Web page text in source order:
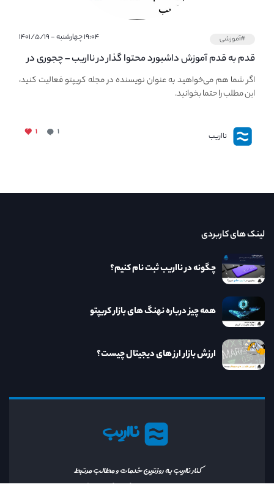
#آموزشی ۱۹:۰۴ چهارشنبه - ۱۴۰۱/۵/۱۹
قدم به قدم آموزش داشبورد محتوا گذار در نااریب – چجوری در
نااریب محتوا بگذاریم؟
اگر شما هم می‌خواهید به عنوان نویسنده در مجله کریپتو فعالیت کنید،
این مطلب را حتما بخوانید.
نااریب ۱ ۱
نااریب
کنار نااریب به روزترین خدمات و مطالب مرتبط
لینک های کاربردی
چگونه در نااریب ثبت نام کنیم؟
همه چیز درباره نهنگ های بازار کریپتو
ارزش بازار ارز های دیجیتال چیست؟